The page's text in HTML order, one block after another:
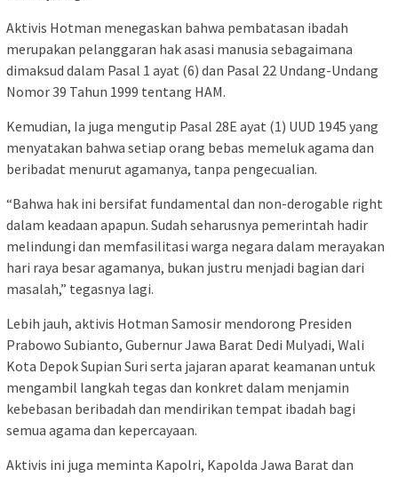
Aktivis Hotman menegaskan bahwa pembatasan ibadah
merupakan pelanggaran hak asasi manusia sebagaimana
dimaksud dalam Pasal 1 ayat (6) dan Pasal 22 Undang-Undang
Nomor 39 Tahun 1999 tentang HAM.
Kemudian, Ia juga mengutip Pasal 28E ayat (1) UUD 1945 yang
menyatakan bahwa setiap orang bebas memeluk agama dan
beribadat menurut agamanya, tanpa pengecualian.
“Bahwa hak ini bersifat fundamental dan non-derogable right
dalam keadaan apapun. Sudah seharusnya pemerintah hadir
melindungi dan memfasilitasi warga negara dalam merayakan
hari raya besar agamanya, bukan justru menjadi bagian dari
masalah,” tegasnya lagi.
Lebih jauh, aktivis Hotman Samosir mendorong Presiden
Prabowo Subianto, Gubernur Jawa Barat Dedi Mulyadi, Wali
Kota Depok Supian Suri serta jajaran aparat keamanan untuk
mengambil langkah tegas dan konkret dalam menjamin
kebebasan beribadah dan mendirikan tempat ibadah bagi
semua agama dan kepercayaan.
Aktivis ini juga meminta Kapolri, Kapolda Jawa Barat dan